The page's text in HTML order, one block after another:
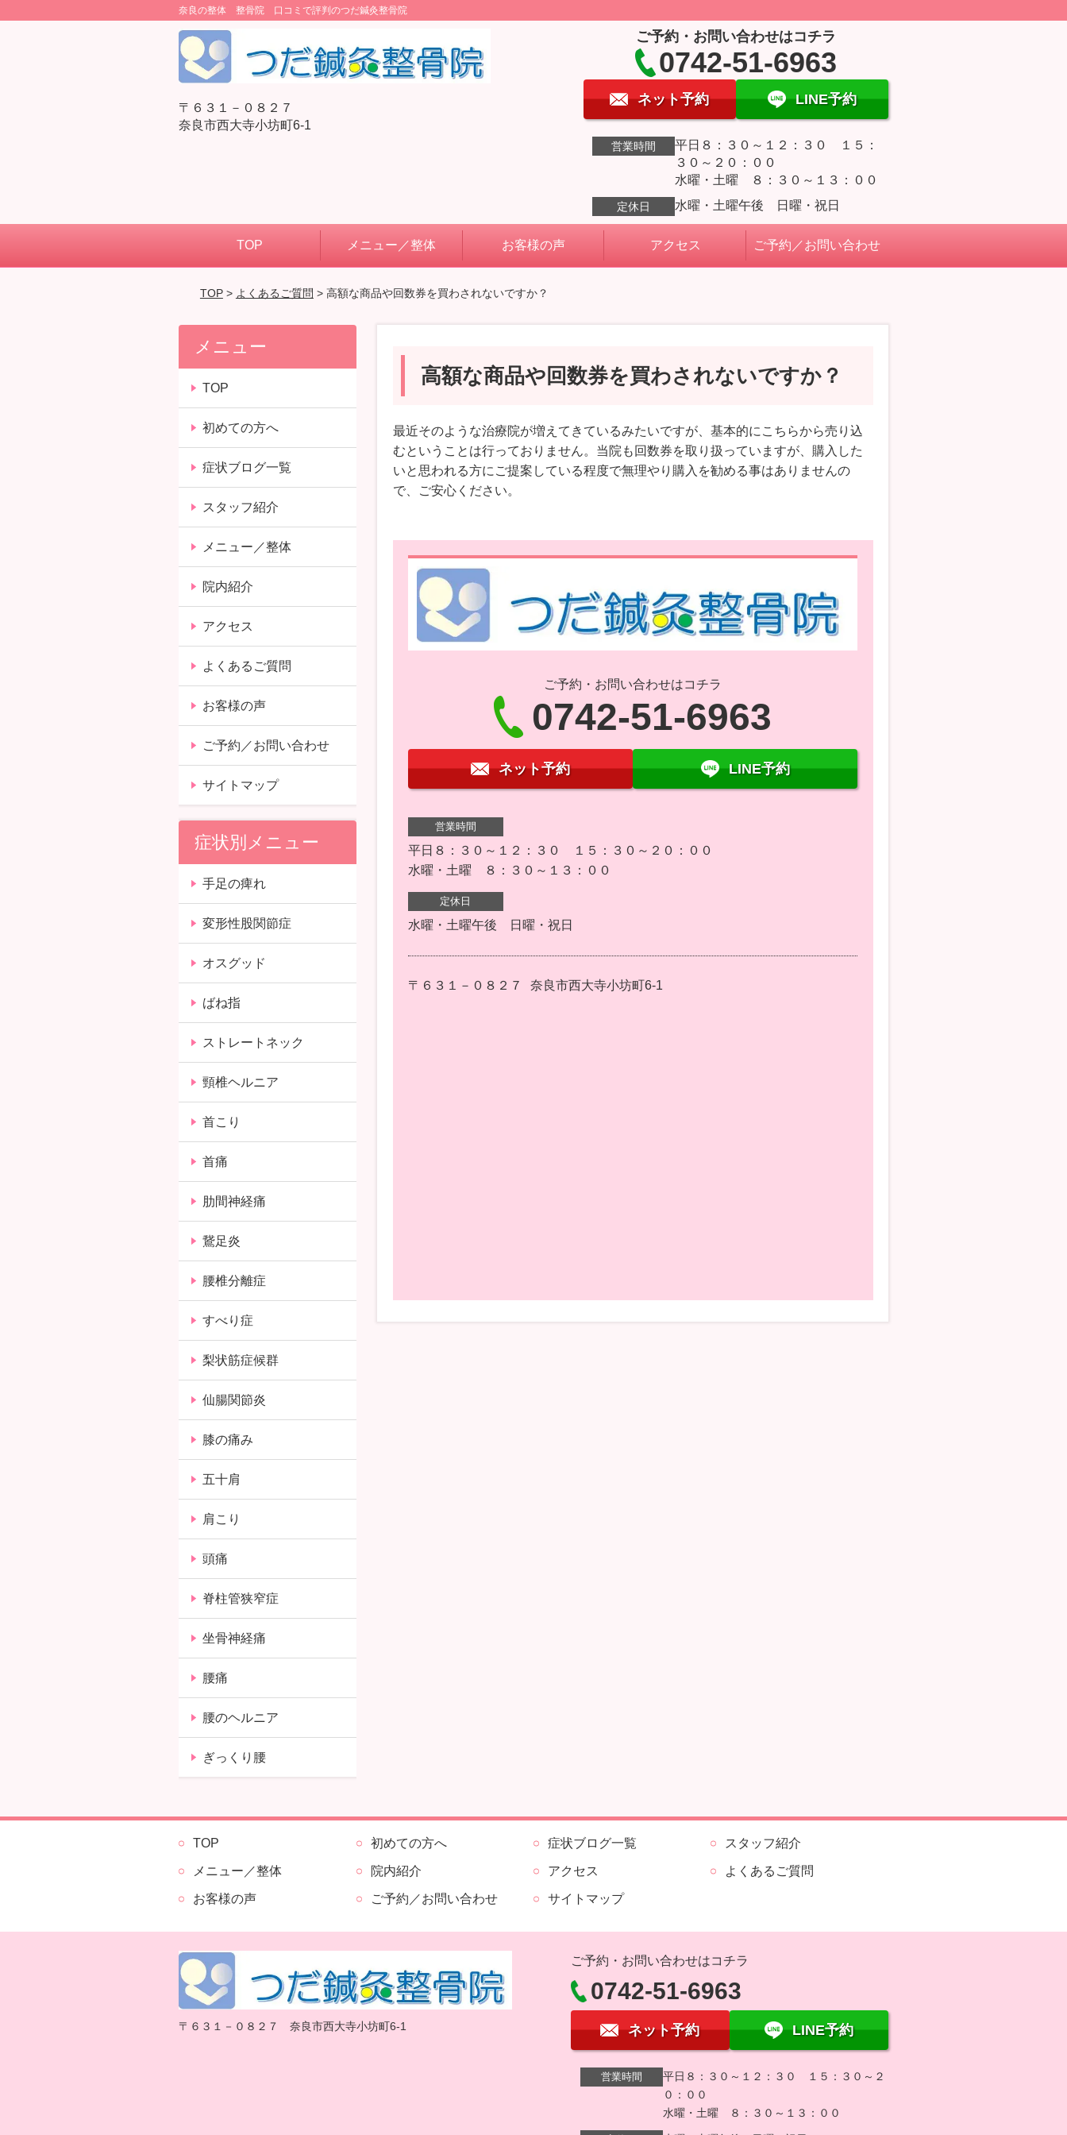
奈良の整体 整骨院 口コミで評判のつだ鍼灸整骨院
〒６３１－０８２７
奈良市西大寺小坊町6-1
ご予約・お問い合わせはコチラ
0742-51-6963
ネット予約 LINE予約
営業時間
平日８：３０～１２：３０ １５：
３０～２０：００
水曜・土曜 ８：３０～１３：００
定休日 水曜・土曜午後 日曜・祝日
TOP メニュー／整体 お客様の声 アクセス ご予約／お問い合わせ
TOP> よくあるご質問 > 高額な商品や回数券を買わされないですか？
高額な商品や回数券を買わされないですか？
最近そのような治療院が増えてきているみたいですが、基本的にこちらから売り込
むということは行っておりません。当院も回数券を取り扱っていますが、購入した
いと思われる方にご提案している程度で無理やり購入を勧める事はありませんの
で、ご安心ください。
ご予約・お問い合わせはコチラ
0742-51-6963
ネット予約 LINE予約
営業時間
平日８：３０～１２：３０ １５：３０～２０：００
水曜・土曜 ８：３０～１３：００
定休日
水曜・土曜午後 日曜・祝日
〒６３１－０８２７ 奈良市西大寺小坊町6-1
メニュー
TOP
初めての方へ
症状ブログ一覧
スタッフ紹介
メニュー／整体
院内紹介
アクセス
よくあるご質問
お客様の声
ご予約／お問い合わせ
サイトマップ
症状別メニュー
手足の痺れ
変形性股関節症
オスグッド
ばね指
ストレートネック
頸椎ヘルニア
首こり
首痛
肋間神経痛
鵞足炎
腰椎分離症
すべり症
梨状筋症候群
仙腸関節炎
膝の痛み
五十肩
肩こり
頭痛
脊柱管狭窄症
坐骨神経痛
腰痛
腰のヘルニア
ぎっくり腰
TOP 初めての方へ 症状ブログ一覧 スタッフ紹介
メニュー／整体 院内紹介 アクセス よくあるご質問
お客様の声 ご予約／お問い合わせ サイトマップ
〒６３１－０８２７ 奈良市西大寺小坊町6-1
ご予約・お問い合わせはコチラ
0742-51-6963
ネット予約 LINE予約
営業時間
平日８：３０～１２：３０ １５：３０～２
０：００
水曜・土曜 ８：３０～１３：００